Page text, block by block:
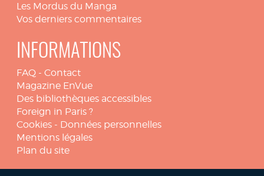
Les Mordus du Manga
Vos derniers commentaires
INFORMATIONS
FAQ - Contact
Magazine EnVue
Des bibliothèques accessibles
Foreign in Paris ?
Cookies - Données personnelles
Mentions légales
Plan du site